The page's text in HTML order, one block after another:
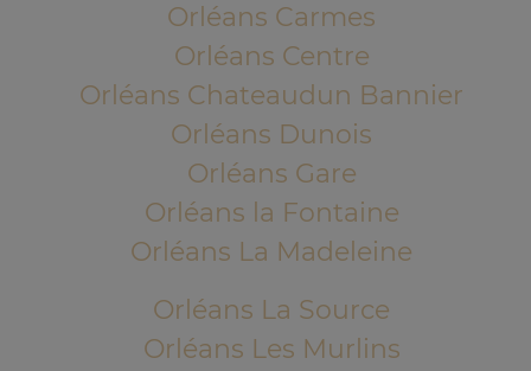
Orléans Carmes
Orléans Centre
Orléans Chateaudun Bannier
Orléans Dunois
Orléans Gare
Orléans la Fontaine
Orléans La Madeleine
Orléans La Source
Orléans Les Murlins